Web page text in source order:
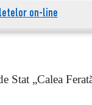
on-line
Stat „Calea